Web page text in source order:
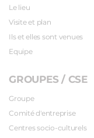
Le lieu
Visite et plan
Ils et elles sont venues
Equipe
GROUPES / CSE
Groupe
Comité d'entreprise
Centres socio-culturels